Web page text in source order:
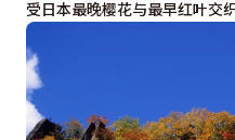
受日本最晚樱花与最早红叶交